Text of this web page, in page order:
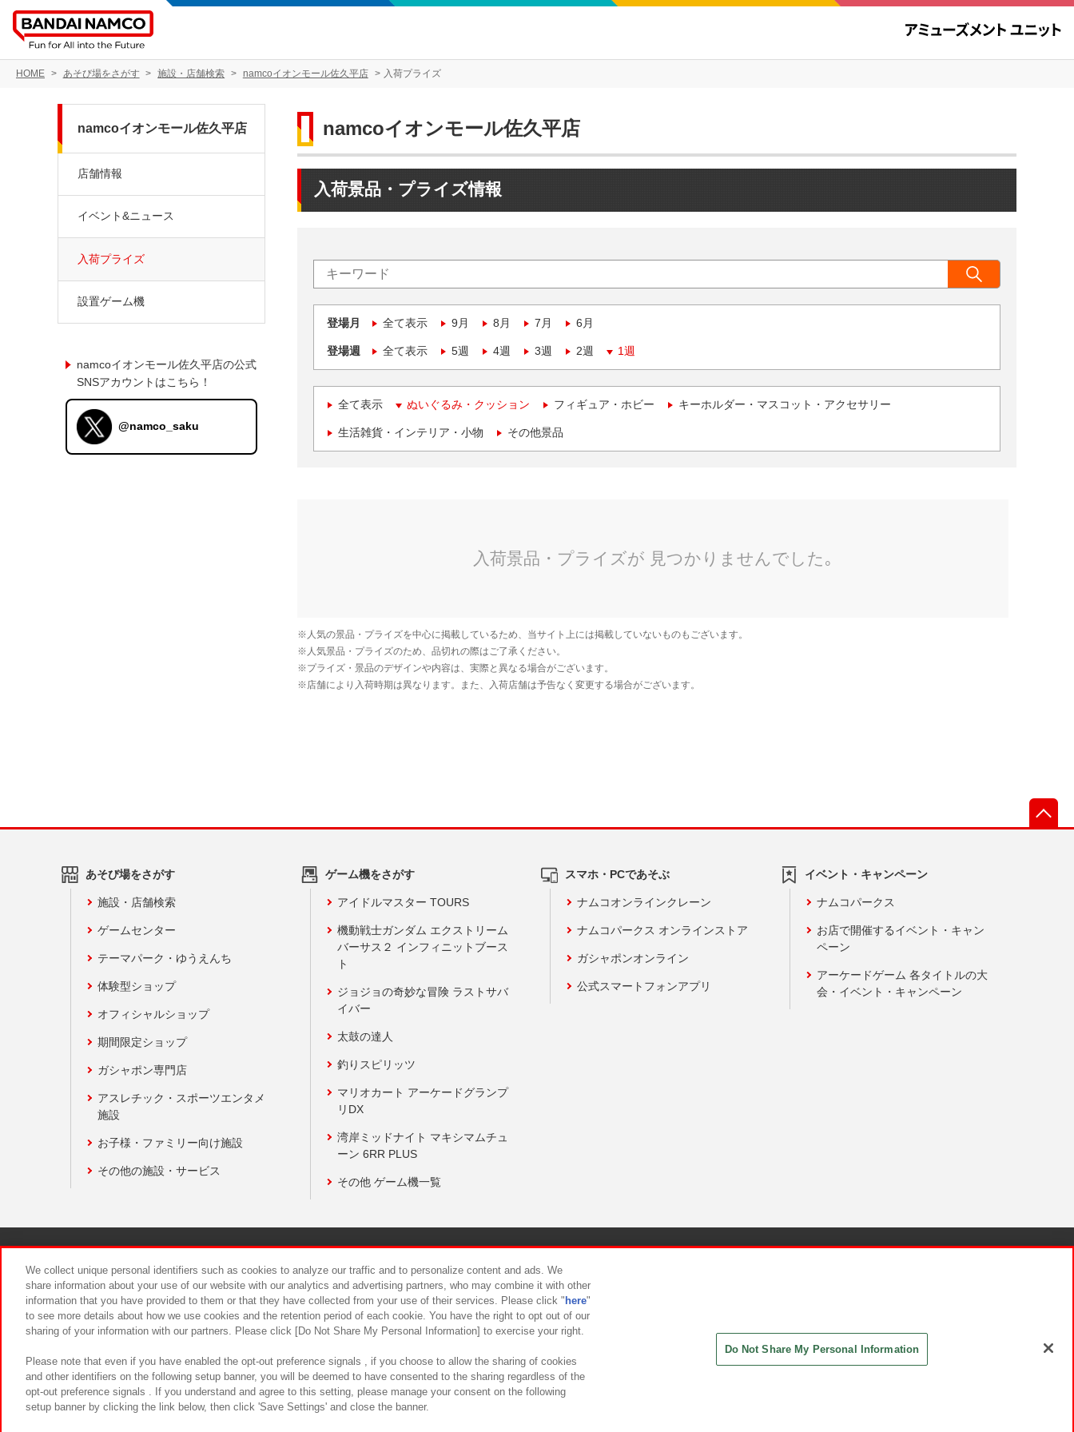
HOME あそび場をさがす 施設・店舗検索 namcoイオンモール佐久平店 入荷プライズ
namcoイオンモール佐久平店
入荷景品・プライズ情報
登場月 全て表示 9月 8月 7月 6月
登場週 全て表示 5週 4週 3週 2週 1週
全て表示 ぬいぐるみ・クッション フィギュア・ホビー キーホルダー・マスコット・アクセサリー
生活雑貨・インテリア・小物 その他景品
namcoイオンモール佐久平店
店舗情報
イベント&ニュース
入荷プライズ
設置ゲーム機
namcoイオンモール佐久平店の公式
SNSアカウントはこちら！
@namco_saku
あそび場をさがす
施設・店舗検索
ゲームセンター
テーマパーク・ゆうえんち
体験型ショップ
オフィシャルショップ
期間限定ショップ
ガシャポン専門店
アスレチック・スポーツエンタメ
施設
お子様・ファミリー向け施設
その他の施設・サービス
ゲーム機をさがす
アイドルマスター TOURS
機動戦士ガンダム エクストリーム
バーサス２ インフィニットブース
ト
ジョジョの奇妙な冒険 ラストサバ
イバー
太鼓の達人
釣りスピリッツ
マリオカート アーケードグランプ
リDX
湾岸ミッドナイト マキシマムチュ
ーン 6RR PLUS
その他 ゲーム機一覧
スマホ・PCであそぶ
ナムコオンラインクレーン
ナムコパークス オンラインストア
ガシャポンオンライン
公式スマートフォンアプリ
イベント・キャンペーン
ナムコパークス
お店で開催するイベント・キャン
ペーン
アーケードゲーム 各タイトルの大
会・イベント・キャンペーン
食品のご提供について カスタマーハラスメント対応方針
We collect unique personal identifiers such as cookies to analyze our traffic and to personalize content and ads. We
share information about your use of our website with our analytics and advertising partners, who may combine it with other
information that you have provided to them or that they have collected from your use of their services. Please click " here"
to see more details about how we use cookies and the retention period of each cookie. You have the right to opt out of our
sharing of your information with our partners. Please click [Do Not Share My Personal Information] to exercise your right.
Please note that even if you have enabled the opt-out preference signals , if you choose to allow the sharing of cookies
and other identifiers on the following setup banner, you will be deemed to have consented to the sharing regardless of the
opt-out preference signals . If you understand and agree to this setting, please manage your consent on the following
setup banner by clicking the link below, then click 'Save Settings' and close the banner.
Do Not Share My Personal Information